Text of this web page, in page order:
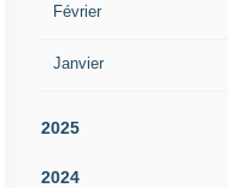
Février
Janvier
2025
2024